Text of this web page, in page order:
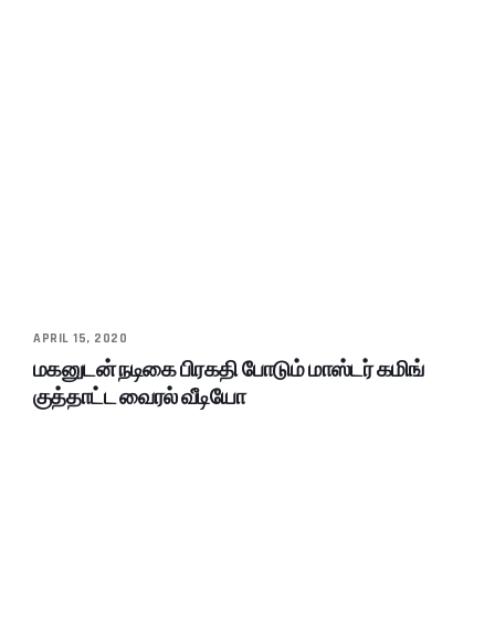
APRIL 15, 2020
மகனுடன் நடிகை பிரகதி போடும் மாஸ்டர் கமிங்
குத்தாட்ட வைரல் வீடியோ